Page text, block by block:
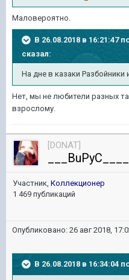
Маловероятно.
В 26.08.2018 в 16:21:47
сказал:
На дне в казаки Разбойники
Нет, мы не любители разных
взрослому.
[DONAT]
___BuPyC____
Участник, Коллекционер
1 469 публикаций
Опубликовано: 26 авг 2018,
В 26.08.2018 в 16:34:04